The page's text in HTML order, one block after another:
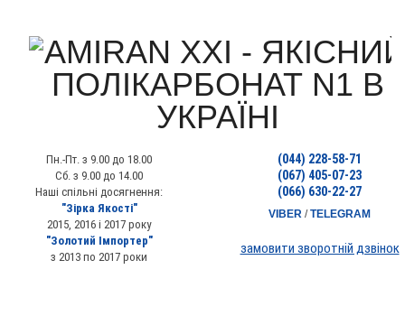
Пн.-Пт. з 9.00 до 18.00
Сб. з 9.00 до 14.00
Наші спільні досягнення:
"Зірка Якості"
2015, 2016 і 2017 року
"Золотий Імпортер"
з 2013 по 2017 роки
(044) 228-58-71
(067) 405-07-23
(066) 630-22-27
VIBER /TELEGRAM
замовити зворотній дзвінок